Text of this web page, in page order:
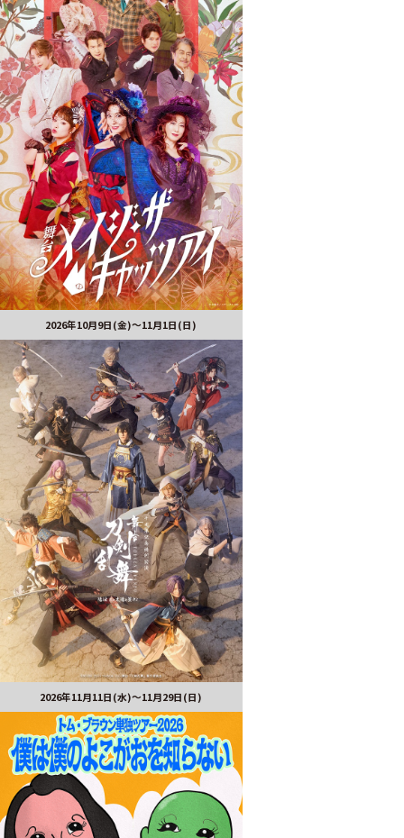
2026年10月9日(金)～11月1日(日)
2026年11月11日(水)～11月29日(日)